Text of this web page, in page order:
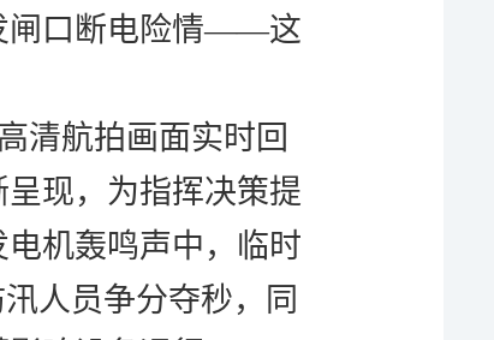
口断电险情——这
清航拍画面实时回
现，为指挥决策提
机轰鸣声中，临时
人员争分夺秒，同